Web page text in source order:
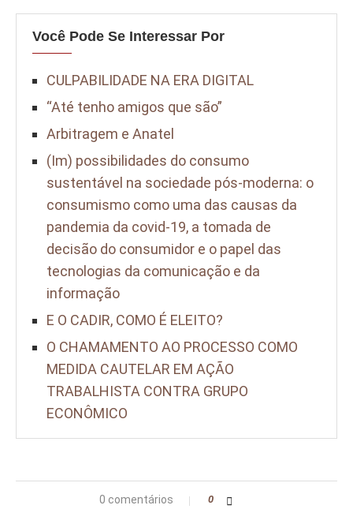
Você Pode Se Interessar Por
CULPABILIDADE NA ERA DIGITAL
“Até tenho amigos que são”
Arbitragem e Anatel
(Im) possibilidades do consumo
sustentável na sociedade pós-moderna: o
consumismo como uma das causas da
pandemia da covid-19, a tomada de
decisão do consumidor e o papel das
tecnologias da comunicação e da
informação
E O CADIR, COMO É ELEITO?
O CHAMAMENTO AO PROCESSO COMO
MEDIDA CAUTELAR EM AÇÃO
TRABALHISTA CONTRA GRUPO
ECONÔMICO
0 comentários 0